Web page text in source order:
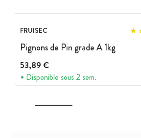
FRUISEC
Pignons de Pin grade A 1kg
53,89 €
Disponible sous 2 sem.